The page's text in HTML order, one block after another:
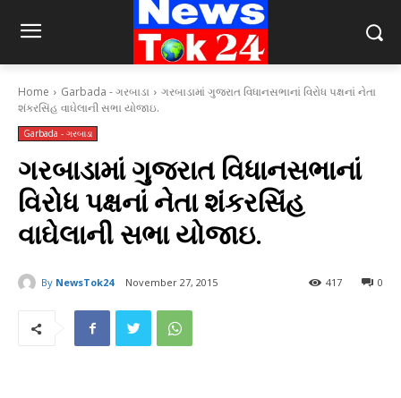
Home Garbada - ગરબાડા
ગરબાડામાં ગુજરાત વિધાનસભાનાં વિરોધ પક્ષનાં નેતા
શંકરસિંહ વાઘેલાની સભા યોજાઇ.
Garbada - ગરબાડા
ગરબાડામાં ગુજરાત વિધાનસભાનાં
વિરોધ પક્ષનાં નેતા શંકરસિંહ
વાઘેલાની સભા યોજાઇ.
By NewsTok24 November 27, 2015 0
417